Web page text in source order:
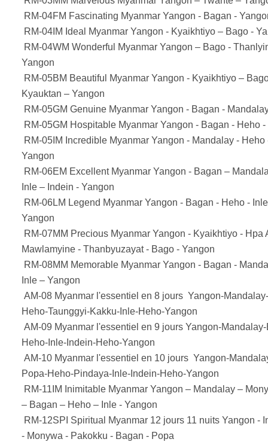
RM-04FM Fascinating Myanmar Yangon - Bagan -
RM-04IM Ideal Myanmar Yangon - Kyaikhtiyo – Bago -
RM-04WM Wonderful Myanmar Yangon – Bago -
Yangon
RM-05BM Beautiful Myanmar Yangon - Kyaikhtiyo –
Kyauktan – Yangon
RM-05GM Genuine Myanmar Yangon - Bagan -
RM-05GM Hospitable Myanmar Yangon - Bagan - Heho
RM-05IM Incredible Myanmar Yangon - Mandalay - Heho
Yangon
RM-06EM Excellent Myanmar Yangon - Bagan –
Inle – Indein - Yangon
RM-06LM Legend Myanmar Yangon - Bagan - Heho -
Yangon
RM-07MM Precious Myanmar Yangon - Kyaikhtiyo - Hpa
Mawlamyine - Thanbyuzayat - Bago - Yangon
RM-08MM Memorable Myanmar Yangon - Bagan -
Inle – Yangon
AM-08 Myanmar l'essentiel en 8 jours Yangon-
Heho-Taunggyi-Kakku-Inle-Heho-Yangon
AM-09 Myanmar l'essentiel en 9 jours Yangon-
Heho-Inle-Indein-Heho-Yangon
AM-10 Myanmar l'essentiel en 10 jours Yangon-
Popa-Heho-Pindaya-Inle-Indein-Heho-Yangon
RM-11IM Inimitable Myanmar Yangon – Mandalay –
– Bagan – Heho – Inle - Yangon
RM-12SPI Spiritual Myanmar 12 jours 11 nuits Yangon -
- Monywa - Pakokku - Bagan - Popa